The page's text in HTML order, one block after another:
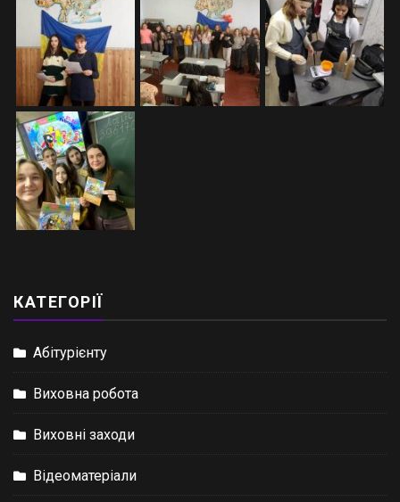
КАТЕГОРІЇ
Абітурієнту
Виховна робота
Виховні заходи
Відеоматеріали